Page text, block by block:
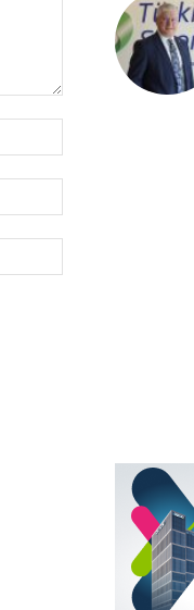
Posta:*